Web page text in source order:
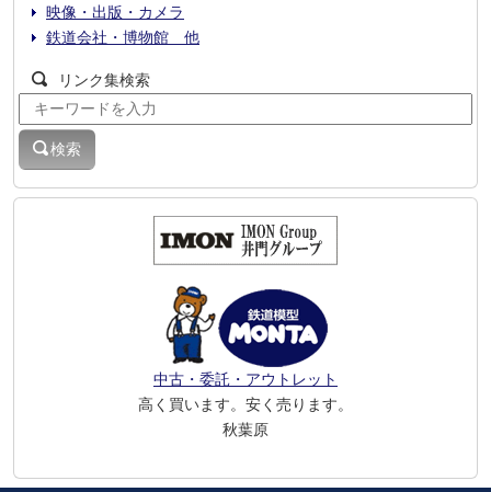
映像・出版・カメラ
鉄道会社・博物館 他
リンク集検索
検索
中古・委託・アウトレット
高く買います。安く売ります。
秋葉原